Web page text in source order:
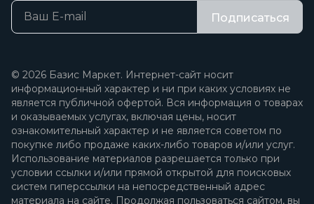
Подписаться
© 2026 Базис Маркет. Интернет-сайт носит
информационный характер и ни при каких условиях не
является публичной офертой. Вся информация о товарах
и оказываемых услугах, включая цены, носит
ознакомительный характер и не является советом по
покупке либо продаже каких-либо товаров и/или услуг.
Использование материалов разрешается только при
условии ссылки и/или прямой открытой для поисковых
систем гиперссылки на непосредственный адрес
материала на сайте. Продолжая пользоваться сайтом, вы